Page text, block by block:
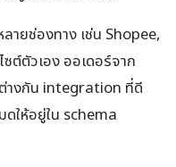
ยช่องทาง เช่น Shopee,
ต์ตัวเอง ออเดอร์จาก
างกัน integration ที่ดี
ให้อยู่ใน schema